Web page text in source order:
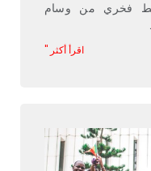
فخري من وسام
اقرأ أكثر "